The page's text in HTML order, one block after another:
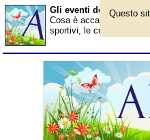
Gli eventi dell'anno
Cosa è accaduto nel
sportivi, le curiosità.
Questo